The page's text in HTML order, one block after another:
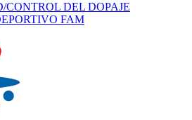
CONTROL DEL DOPAJE
FAM